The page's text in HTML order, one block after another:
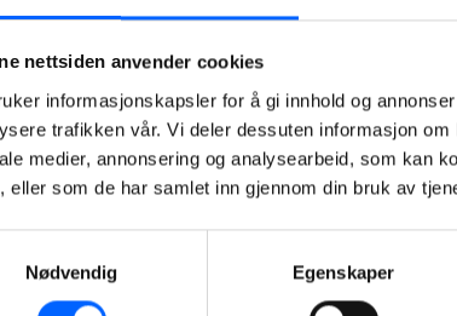
nettsiden anvender cookies
informasjonskapsler for å gi innhold og
trafikken vår. Vi deler dessuten informasjon
medier, annonsering og analysearbeid, som kan
eller som de har samlet inn gjennom din bruk av
Nødvendig
Egenskaper